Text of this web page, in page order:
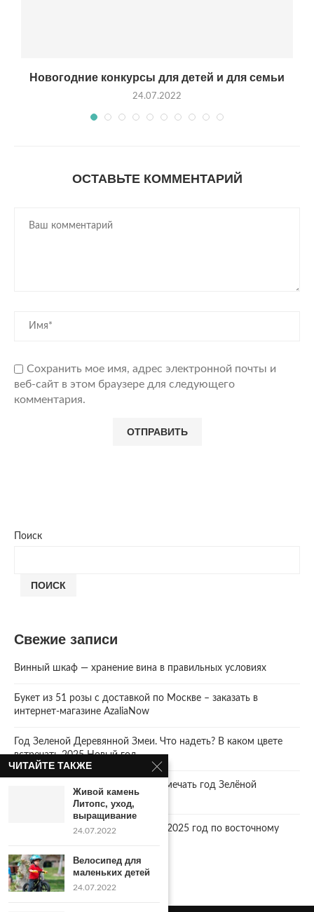
Новогодние конкурсы для детей и для семьи
24.07.2022
ОСТАВЬТЕ КОММЕНТАРИЙ
Сохранить мое имя, адрес электронной почты и
веб-сайт в этом браузере для следующего
комментария.
Поиск
ПОИСК
Свежие записи
Винный шкаф — хранение вина в правильных условиях
Букет из 51 розы с доставкой по Москве – заказать в
интернет-магазине AzaliaNow
Год Зеленой Деревянной Змеи. Что надеть? В каком цвете
встречать 2025 Новый год.
2025 год. Где и как правильно отмечать год Зелёной
Деревянной Змеи
Что год грядущий нам готовит… 2025 год по восточному
ЧИТАЙТЕ ТАКЖЕ
Живой камень
Литопс, уход,
выращивание
24.07.2022
Велосипед для
маленьких детей
24.07.2022